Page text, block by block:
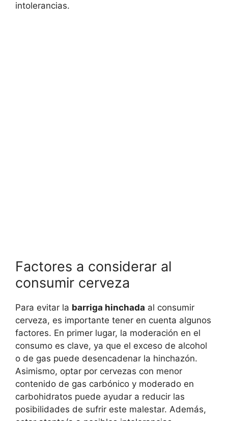
intolerancias.
Factores a considerar al
consumir cerveza
Para evitar la barriga hinchada al consumir
cerveza, es importante tener en cuenta algunos
factores. En primer lugar, la moderación en el
consumo es clave, ya que el exceso de alcohol
o de gas puede desencadenar la hinchazón.
Asimismo, optar por cervezas con menor
contenido de gas carbónico y moderado en
carbohidratos puede ayudar a reducir las
posibilidades de sufrir este malestar. Además,